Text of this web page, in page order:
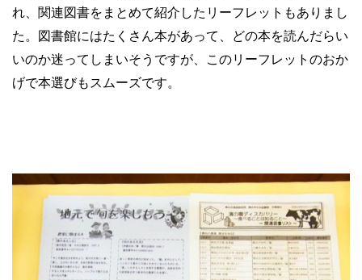
れ、関連図書をまとめて紹介したリーフレットもありまし
た。図書館にはたくさん本があって、どの本を読んだらい
いのか迷ってしまいそうですが、このリーフレットのおか
げで本選びもスムーズです。